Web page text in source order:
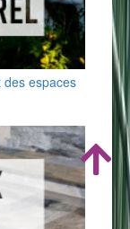
des espaces